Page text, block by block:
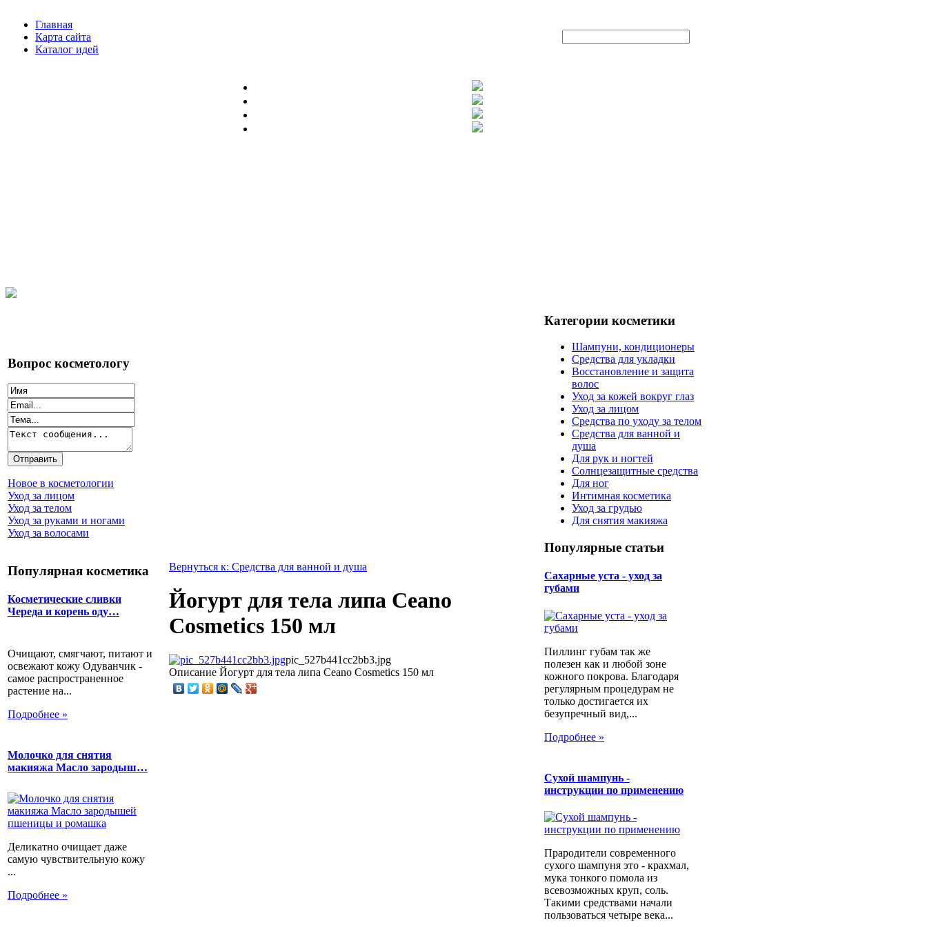
Главная
Карта сайта
Каталог идей
Вопрос косметологу
Новое в косметологии
Уход за лицом
Уход за телом
Уход за руками и ногами
Уход за волосами
Популярная косметика
Косметические сливки
Череда и корень оду…
Очищают, смягчают, питают и
освежают кожу Одуванчик -
самое распространенное
растение на...
Подробнее »
Молочко для снятия
макияжа Масло зародыш…
Деликатно очищает даже
самую чувствительную кожу
...
Подробнее »
Вернуться к: Средства для ванной и душа
Йогурт для тела липа Ceano
Cosmetics 150 мл
pic_527b441cc2bb3.jpg
Описание Йогурт для тела липа Ceano Cosmetics 150 мл
Категории косметики
Шампуни, кондиционеры
Средства для укладки
Восстановление и защита
волос
Уход за кожей вокруг глаз
Уход за лицом
Средства по уходу за телом
Средства для ванной и
душа
Для рук и ногтей
Солнцезащитные средства
Для ног
Интимная косметика
Уход за грудью
Для снятия макияжа
Популярные статьи
Сахарные уста - уход за
губами
Пиллинг губам так же
полезен как и любой зоне
кожного покрова. Благодаря
регулярным процедурам не
только достигается их
безупречный вид,...
Подробнее »
Сухой шампунь -
инструкции по применению
Прародители современного
сухого шампуня это - крахмал,
мука тонкого помола из
всевозможных круп, соль.
Такими средствами начали
пользоваться четыре века...